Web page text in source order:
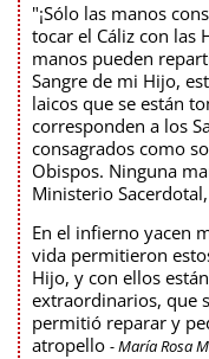
"¡Sólo las manos
tocar el Cáliz con las
manos pueden
Sangre de mi Hijo,
laicos que se están
corresponden a los
consagrados como
Obispos. Ninguna
Ministerio
En el infierno yacen
vida permitieron
Hijo, y con ellos
extraordinarios, que
permitió reparar y
atropello - María Rosa